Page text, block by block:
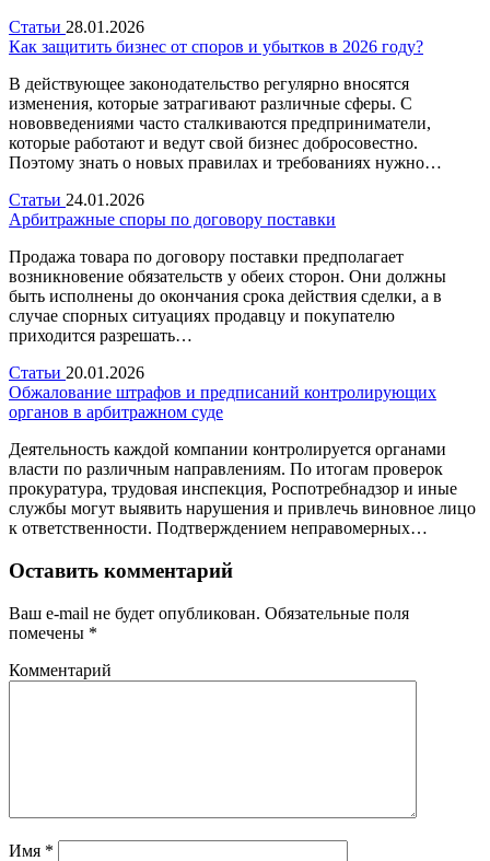
Статьи 28.01.2026
Как защитить бизнес от споров и убытков в 2026 году?
В действующее законодательство регулярно вносятся
изменения, которые затрагивают различные сферы. С
нововведениями часто сталкиваются предприниматели,
которые работают и ведут свой бизнес добросовестно.
Поэтому знать о новых правилах и требованиях нужно…
Статьи 24.01.2026
Арбитражные споры по договору поставки
Продажа товара по договору поставки предполагает
возникновение обязательств у обеих сторон. Они должны
быть исполнены до окончания срока действия сделки, а в
случае спорных ситуациях продавцу и покупателю
приходится разрешать…
Статьи 20.01.2026
Обжалование штрафов и предписаний контролирующих
органов в арбитражном суде
Деятельность каждой компании контролируется органами
власти по различным направлениям. По итогам проверок
прокуратура, трудовая инспекция, Роспотребнадзор и иные
службы могут выявить нарушения и привлечь виновное лицо
к ответственности. Подтверждением неправомерных…
Оставить комментарий
Ваш e-mail не будет опубликован. Обязательные поля
помечены *
Комментарий
Имя *